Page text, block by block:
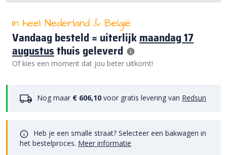
In heel Nederland & België
Vandaag besteld = uiterlijkmaandag 17
augustusthuis geleverd
Of kies een moment dat jou beter uitkomt!
Nog maar € 606,10 voor gratis levering van Redsun
Heb je een smalle straat? Selecteer een bakwagen in
het bestelproces. Meer informatie